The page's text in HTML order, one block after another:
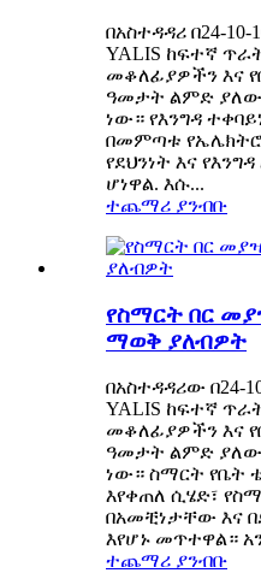
በአስተዳዳሪ በ24-10-
YALIS ከፍተኛ
መቆለፊያዎችን እና
ዓመታት ልምድ ያለው
ነው። የእንግዳ
በመምጣቱ
የደህንነት እና
ሆነዋል. እሱ...
ተጨማሪ ያንብቡ
የስማርት በር
ማወቅ ያለብዎት
በአስተዳዳሪው በ24-
YALIS ከፍተኛ
መቆለፊያዎችን እና
ዓመታት ልምድ ያለው
ነው። ስማርት የቤት
እየቀጠለ ሲሄድ፣
በአመቺነታቸው እና
እየሆኑ መጥተዋል።
ተጨማሪ ያንብቡ